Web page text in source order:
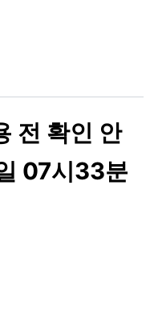
전 확인 안
07시33분